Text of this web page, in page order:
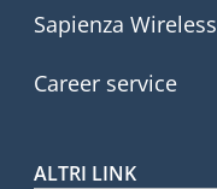
Sapienza Wireless
Career service
ALTRI LINK